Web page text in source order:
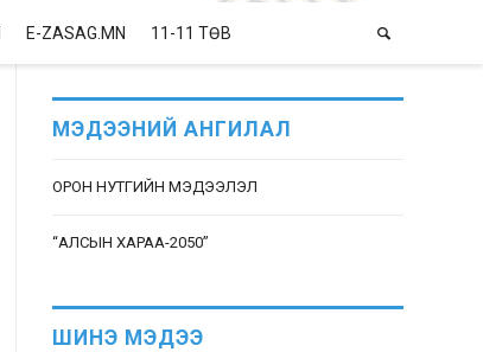
E-ZASAG.MN 11-11 ТӨВ
МЭДЭЭНИЙ АНГИЛАЛ
ОРОН НУТГИЙН МЭДЭЭЛЭЛ
“АЛСЫН ХАРАА-2050”
ШИНЭ МЭДЭЭ